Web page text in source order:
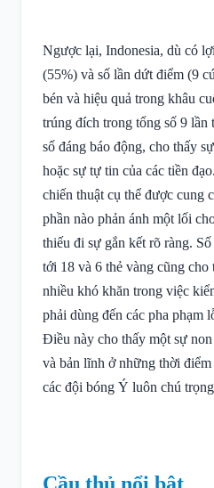
Ngược lại, Indonesia, dù có
(55%) và số lần dứt điểm (9
bén và hiệu quả trong khâu
trúng đích trong tổng số 9 lần
số đáng báo động, cho thấy
hoặc sự tự tin của các tiền
chiến thuật cụ thể được cung
phần nào phản ánh một lối
thiếu đi sự gắn kết rõ ràng.
tới 18 và 6 thẻ vàng cũng cho
nhiều khó khăn trong việc
phải dùng đến các pha phạm
Điều này cho thấy một sự
và bản lĩnh ở những thời
các đội bóng Ý luôn chú